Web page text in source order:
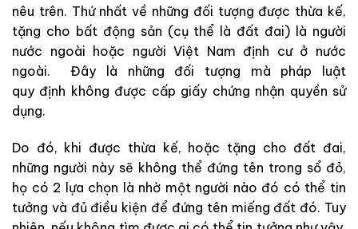
nêu trên. Thứ nhất về những đối tượng được thừa kế,
tặng cho bất động sản (cụ thể là đất đai) là người
nước ngoài hoặc người Việt Nam định cư ở nước
ngoài. Đây là những đối tượng mà pháp luật
quy định không được cấp giấy chứng nhận quyền sử
dụng.
Do đó, khi được thừa kế, hoặc tặng cho đất đai,
những người này sẽ không thể đứng tên trong sổ đỏ,
họ có 2 lựa chọn là nhờ một người nào đó có thể tin
tưởng và đủ điều kiện để đứng tên miếng đất đó. Tuy